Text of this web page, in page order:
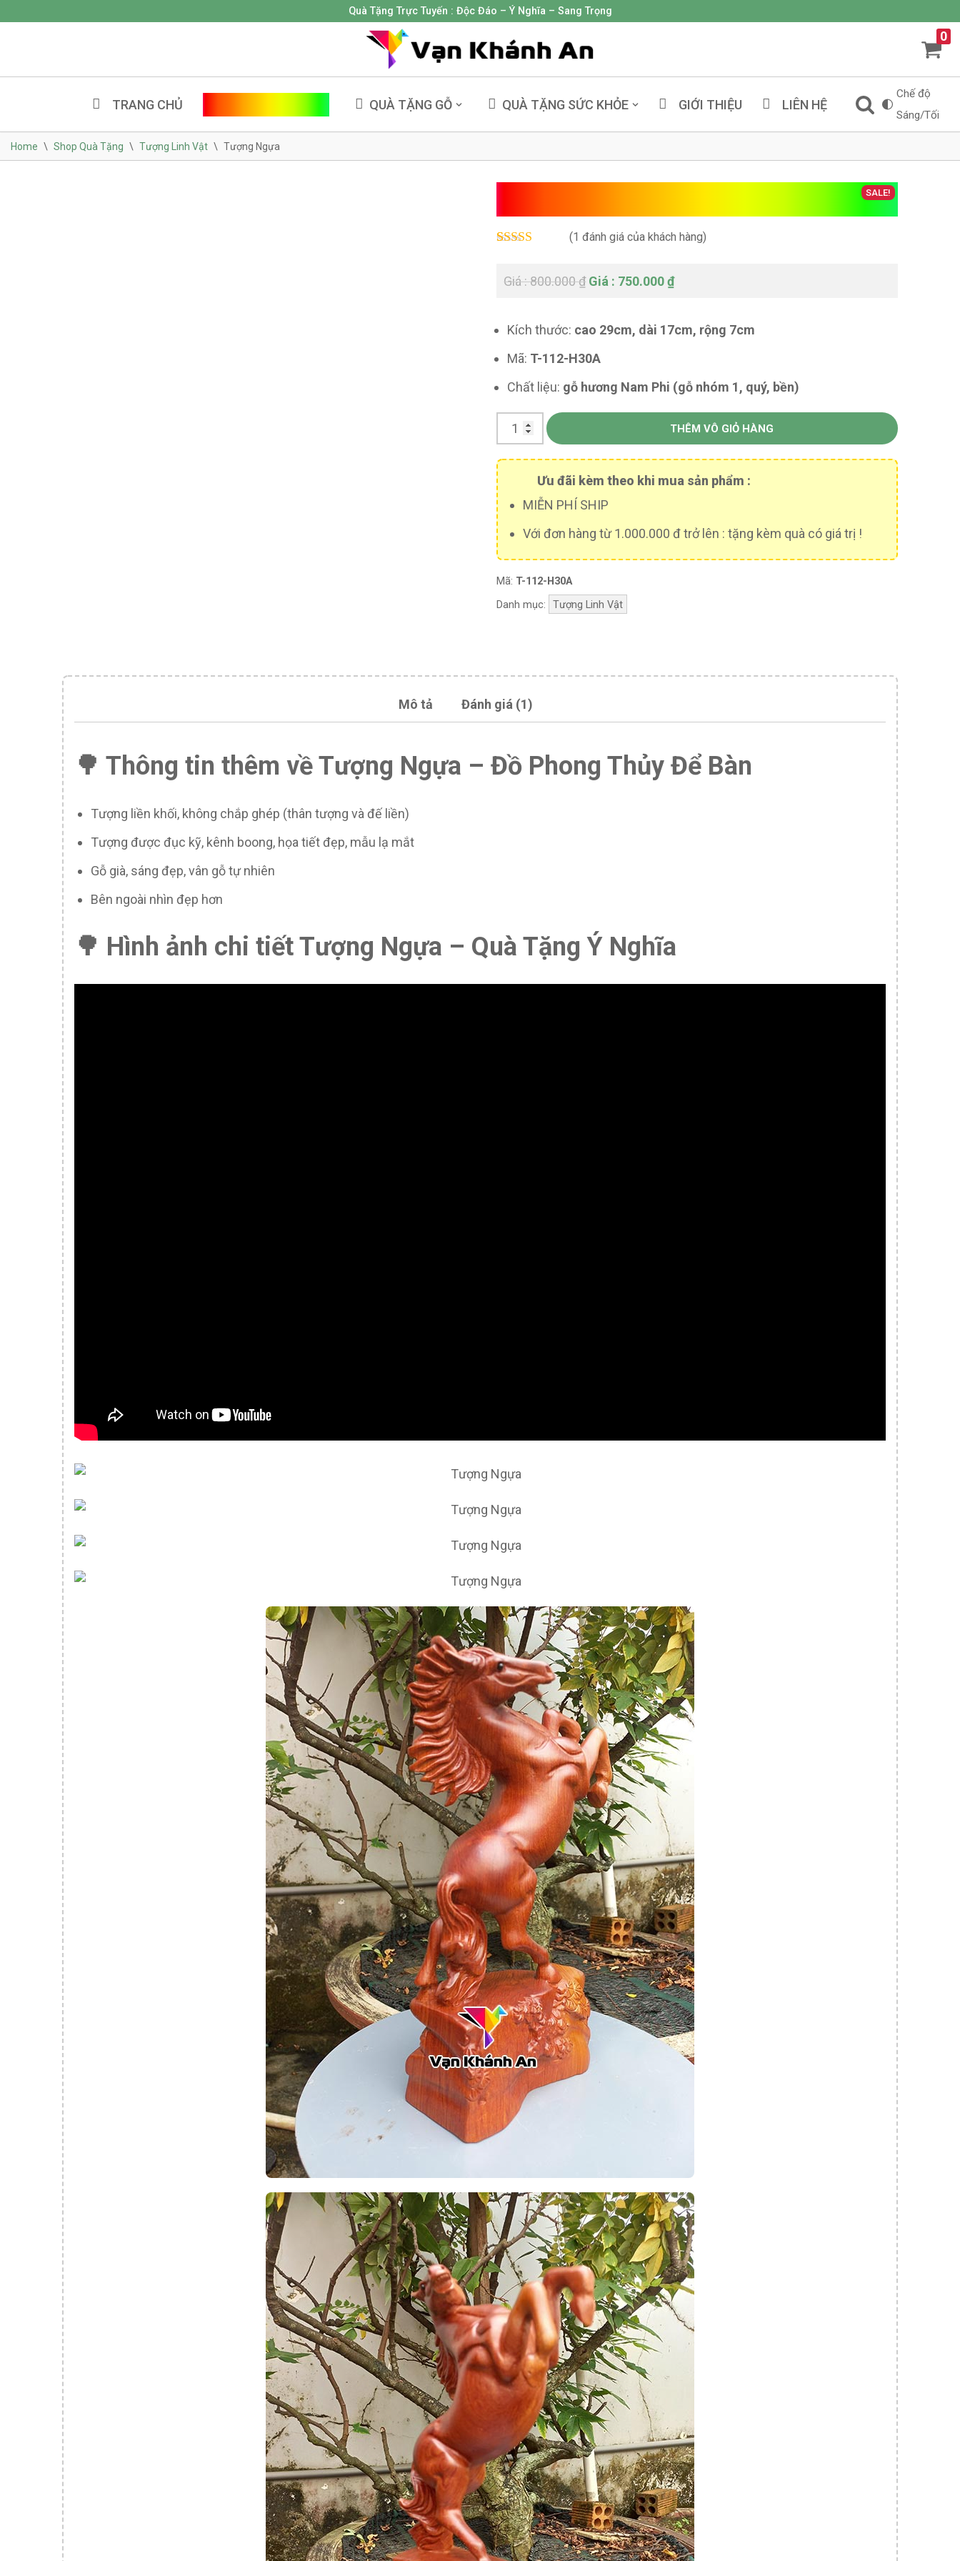
Quà Tặng Trực Tuyến : Độc Đáo – Ý Nghĩa – Sang Trọng
0
TRANG CHỦ QUÀ TẶNG GỖ QUÀ TẶNG SỨC KHỎE GIỚI THIỆU LIÊN HỆ
Chế độ
Sáng/Tối
Home \ Shop Quà Tặng \ Tượng Linh Vật \ Tượng Ngựa
SALE!
based on
(1 đánh giá của khách hàng)
800.000₫ 750.000₫
Kích thước: cao 29cm, dài 17cm, rộng 7cm
Mã: T-112-H30A
Chất liệu: gỗ hương Nam Phi (gỗ nhóm 1, quý, bền)
THÊM VÔ GIỎ HÀNG
Ưu đãi kèm theo khi mua sản phẩm :
MIỄN PHÍ SHIP
Với đơn hàng từ 1.000.000 đ trở lên : tặng kèm quà có giá trị !
Mã: T-112-H30A
Danh mục:
Tượng Linh Vật
Mô tả Đánh giá (1)
🌳 Thông tin thêm về Tượng Ngựa – Đồ Phong Thủy Để Bàn
Tượng liền khối, không chắp ghép (thân tượng và đế liền)
Tượng được đục kỹ, kênh boong, họa tiết đẹp, mẫu lạ mắt
Gỗ già, sáng đẹp, vân gỗ tự nhiên
Bên ngoài nhìn đẹp hơn
🌳 Hình ảnh chi tiết Tượng Ngựa – Quà Tặng Ý Nghĩa